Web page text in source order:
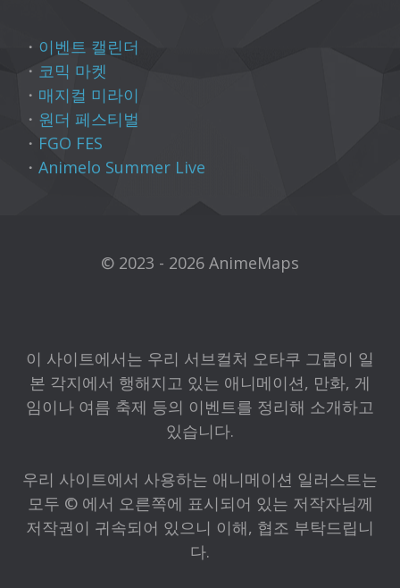
・ 이벤트 캘린더
・ 코믹 마켓
・ 매지컬 미라이
・ 원더 페스티벌
・ FGO FES
・ Animelo Summer Live
© 2023 - 2026 AnimeMaps
이 사이트에서는 우리 서브컬처 오타쿠 그룹이 일
본 각지에서 행해지고 있는 애니메이션, 만화, 게
임이나 여름 축제 등의 이벤트를 정리해 소개하고
있습니다.
우리 사이트에서 사용하는 애니메이션 일러스트는
모두 © 에서 오른쪽에 표시되어 있는 저작자님께
저작권이 귀속되어 있으니 이해, 협조 부탁드립니
다.